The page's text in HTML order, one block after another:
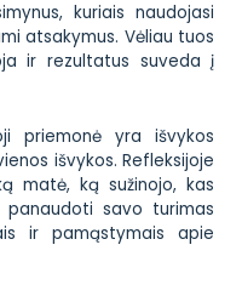
kuriais naudojasi
atsakymus. Vėliau tuos
ir rezultatus suveda į
priemonė yra išvykos
išvykos. Refleksijoje
matė, ką sužinojo, kas
savo turimas
ir pamąstymais apie